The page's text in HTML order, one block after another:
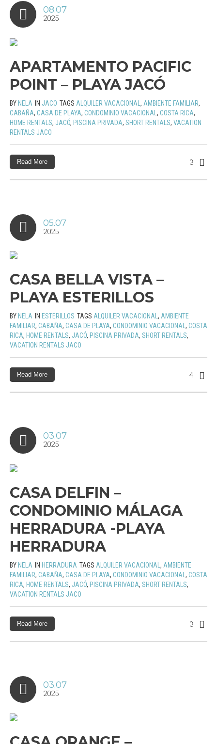
08.07
2025
APARTAMENTO PACIFIC
POINT – PLAYA JACÓ
BY NELA IN JACO TAGS ALQUILER VACACIONAL , AMBIENTE FAMILIAR,
CABAÑA, CASA DE PLAYA, CONDOMINIO VACACIONAL , COSTA RICA,
HOME RENTALS, JACÓ, PISCINA PRIVADA, SHORT RENTALS, VACATION
RENTALS JACO
3
Read More
05.07
2025
CASA BELLA VISTA –
PLAYA ESTERILLOS
BY NELA IN ESTERILLOS TAGS ALQUILER VACACIONAL, AMBIENTE
FAMILIAR, CABAÑA, CASA DE PLAYA, CONDOMINIO VACACIONAL, COSTA
RICA, HOME RENTALS, JACÓ, PISCINA PRIVADA, SHORT RENTALS,
VACATION RENTALS JACO
4
Read More
03.07
2025
CASA DELFIN –
CONDOMINIO MÁLAGA
HERRADURA -PLAYA
HERRADURA
BY NELA IN HERRADURA TAGS ALQUILER VACACIONAL , AMBIENTE
FAMILIAR, CABAÑA, CASA DE PLAYA, CONDOMINIO VACACIONAL , COSTA
RICA, HOME RENTALS, JACÓ, PISCINA PRIVADA, SHORT RENTALS,
VACATION RENTALS JACO
3
Read More
03.07
2025